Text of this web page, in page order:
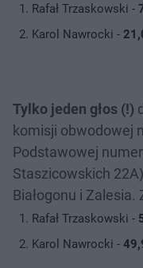
Rafał Trzaskowski -
Karol Nawrocki -
Tylko jeden głos (!)
komisji obwodowej
Podstawowej
Staszicowskich
Białogonu i
Rafał Trzaskowski -
Karol Nawrocki -